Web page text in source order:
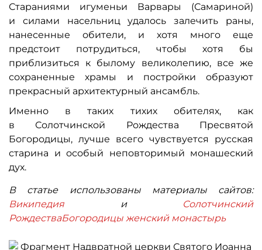
Стараниями игуменьи Варвары (Самариной)
и силами насельниц удалось залечить раны,
нанесенные обители, и хотя много еще
предстоит потрудиться, чтобы хотя бы
приблизиться к былому великолепию, все же
сохраненные храмы и постройки образуют
прекрасный архитектурный ансамбль.
Именно в таких тихих обителях, как
в Солотчинской Рождества Пресвятой
Богородицы, лучше всего чувствуется русская
старина и особый неповторимый монашеский
дух.
В статье использованы материалы сайтов:
Википедия и
Солотчинский
РождестваБогородицы женский монастырь